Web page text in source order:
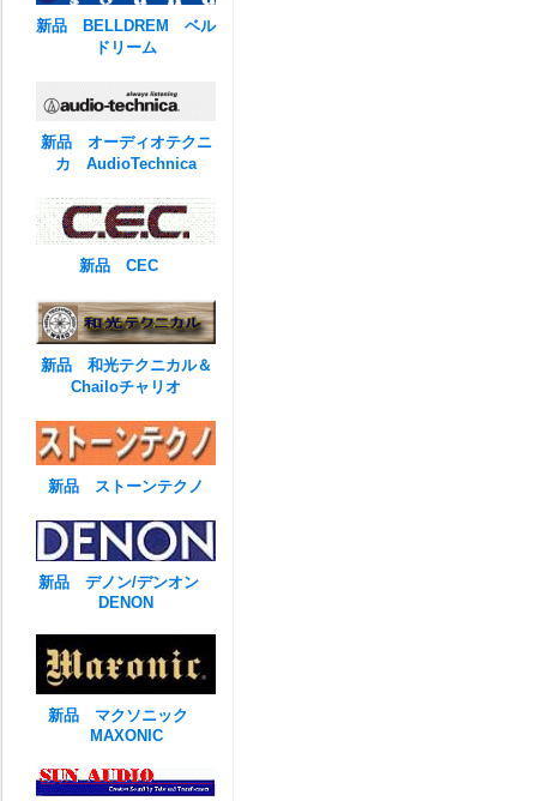
新品 BELLDREM ベル
ドリーム
新品 オーディオテクニ
カ AudioTechnica
新品 CEC
新品 和光テクニカル＆
Chailoチャリオ
新品 ストーンテクノ
新品 デノン/デンオン
DENON
新品 マクソニック
MAXONIC